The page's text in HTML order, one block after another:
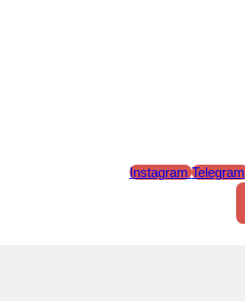
Instagram Telegram